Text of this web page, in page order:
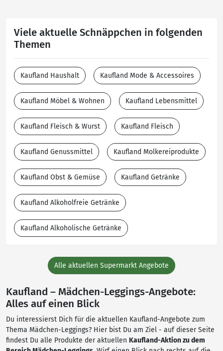
Viele aktuelle Schnäppchen in folgenden
Themen
Kaufland Haushalt Kaufland Mode & Accessoires
Kaufland Möbel & Wohnen Kaufland Lebensmittel
Kaufland Fleisch & Wurst Kaufland Fleisch
Kaufland Genussmittel Kaufland Molkereiprodukte
Kaufland Obst & Gemüse Kaufland Getränke
Kaufland Alkoholfreie Getränke
Kaufland Alkoholische Getränke
Alle aktuellen Supermarkt Angebote
Kaufland – Mädchen-Leggings-Angebote:
Alles auf einen Blick
Du interessierst Dich für die aktuellen Kaufland-Angebote zum
Thema Mädchen-Leggings? Hier bist Du am Ziel - auf dieser Seite
findest Du alle Produkte der aktuellen Kaufland-Aktion zu dem